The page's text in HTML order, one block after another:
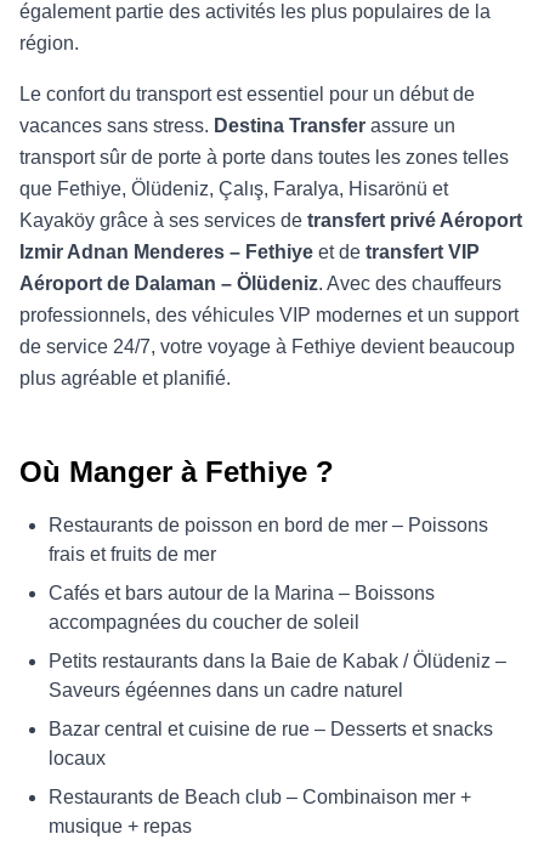
également partie des activités les plus populaires de la
région.
Le confort du transport est essentiel pour un début de
vacances sans stress. Destina Transfer assure un
transport sûr de porte à porte dans toutes les zones telles
que Fethiye, Ölüdeniz, Çalış, Faralya, Hisarönü et
Kayaköy grâce à ses services de transfert privé Aéroport
Izmir Adnan Menderes – Fethiye et de transfert VIP
Aéroport de Dalaman – Ölüdeniz. Avec des chauffeurs
professionnels, des véhicules VIP modernes et un support
de service 24/7, votre voyage à Fethiye devient beaucoup
plus agréable et planifié.
Où Manger à Fethiye ?
Restaurants de poisson en bord de mer – Poissons
frais et fruits de mer
Cafés et bars autour de la Marina – Boissons
accompagnées du coucher de soleil
Petits restaurants dans la Baie de Kabak / Ölüdeniz –
Saveurs égéennes dans un cadre naturel
Bazar central et cuisine de rue – Desserts et snacks
locaux
Restaurants de Beach club – Combinaison mer +
musique + repas